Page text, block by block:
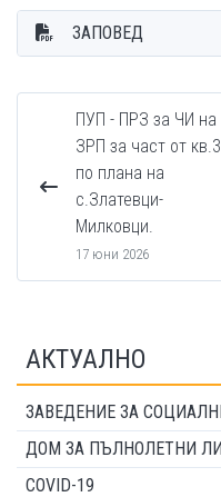
ЗАПОВЕД
ПУП - ПРЗ за ЧИ на
ЗРП за част от кв.3
по плана на
с.Златевци-
Милковци.
17 юни 2026
АКТУАЛНО
ЗАВЕДЕНИЕ ЗА
ДОМ ЗА ПЪЛНОЛЕТНИ
COVID-19